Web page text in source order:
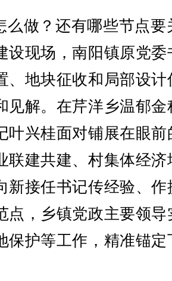
么做？还有哪些节点要
设现场，南阳镇原党
、地块征收和局部设
见解。在芹洋乡温郁
叶兴桂面对铺展在眼
联建共建、村集体经
新接任书记传经验、
点，乡镇党政主要领
保护等工作，精准锚